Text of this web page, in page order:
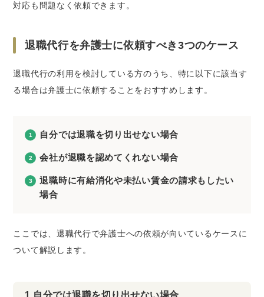
対応も問題なく依頼できます。
退職代行を弁護士に依頼すべき3つのケース
退職代行の利用を検討している方のうち、特に以下に該当す
る場合は弁護士に依頼することをおすすめします。
自分では退職を切り出せない場合
会社が退職を認めてくれない場合
退職時に有給消化や未払い賃金の請求もしたい
場合
ここでは、退職代行で弁護士への依頼が向いているケースに
ついて解説します。
1.自分では退職を切り出せない場合